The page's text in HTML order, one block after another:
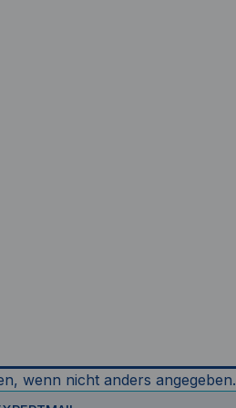
wenn nicht anders angegeben.